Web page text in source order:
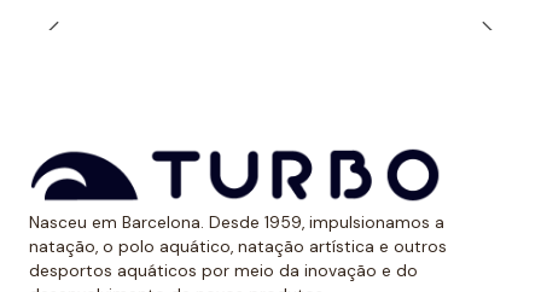
Zíper traseiro com sistema zip-log
. Esse tipo de
Linha frontal completa . O forro frontal oferece
uma grande sensação de conforto, mas ser apertado
não permite que a água se arraste ao nadar, por isso
ajuda você a nadar mais rápido.
Nasceu em Barcelona. Desde 1959, impulsionamos a
natação, o polo aquático, natação artística e outros
desportos aquáticos por meio da inovação e do